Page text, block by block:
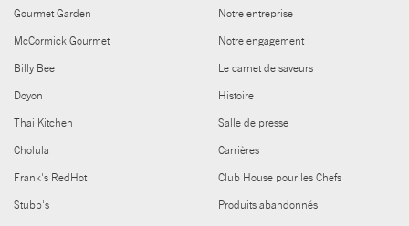
Gourmet Garden
McCormick Gourmet
Billy Bee
Doyon
Thai Kitchen
Cholula
Frank's RedHot
Stubb's
Notre entreprise
Notre engagement
Le carnet de saveurs
Histoire
Salle de presse
Carrières
Club House pour les Chefs
Produits abandonnés